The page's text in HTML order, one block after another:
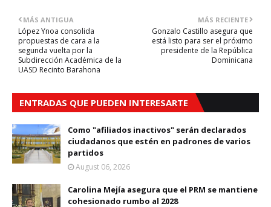
MÁS RECIENTE
Gonzalo Castillo asegura que
está listo para ser el próximo
presidente de la República
Dominicana
MÁS ANTIGUA
López Ynoa consolida
propuestas de cara a la
segunda vuelta por la
Subdirección Académica de la
UASD Recinto Barahona
ENTRADAS QUE PUEDEN INTERESARTE
Como "afiliados inactivos" serán declarados
ciudadanos que estén en padrones de varios
partidos
August 06, 2026
Carolina Mejía asegura que el PRM se mantiene
cohesionado rumbo al 2028